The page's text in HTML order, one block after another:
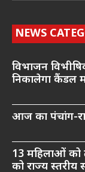
NEWS
विभाजन
निकालेगा कैंडल
आज का पंचांग-
13 महिलाओं को
को राज्य स्तरीय